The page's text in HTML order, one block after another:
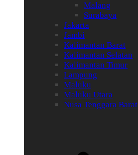
Malang
Surabaya
Jakarta
Jambi
Kalimantan Barat
Kalimantan Selatan
Kalimantan Timur
Lampung
Maluku
Maluku Utara
Nusa Tenggara Barat